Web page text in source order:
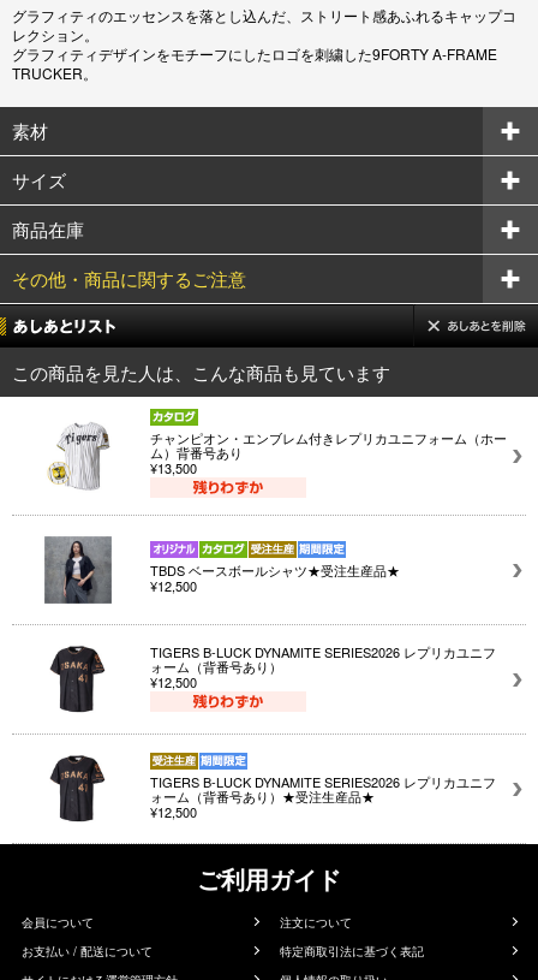
グラフィティのエッセンスを落とし込んだ、ストリート感あふれるキャップコ
レクション。
グラフィティデザインをモチーフにしたロゴを刺繍した9FORTY A-FRAME
TRUCKER。
素材
サイズ
商品在庫
その他・商品に関するご注意
この商品を見た人は、こんな商品も見ています
チャンピオン・エンブレム付きレプリカユニフォーム（ホー
ム）背番号あり
¥13,500
TBDS ベースボールシャツ★受注生産品★
¥12,500
TIGERS B-LUCK DYNAMITE SERIES2026 レプリカユニフ
ォーム（背番号あり）
¥12,500
TIGERS B-LUCK DYNAMITE SERIES2026 レプリカユニフ
ォーム（背番号あり）★受注生産品★
¥12,500
ご利用ガイド
会員について
注文について
お支払い / 配送について
特定商取引法に基づく表記